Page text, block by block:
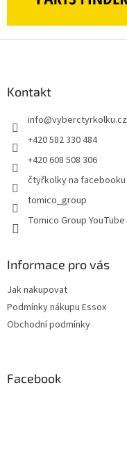
Kontakt
info@vyberctyrkolku.cz
+420 582 330 484
+420 608 508 306
čtyřkolky na facebooku
tomico_group
Tomico Group YouTube
Informace pro vás
Jak nakupovat
Podmínky nákupu Essox
Obchodní podmínky
Facebook